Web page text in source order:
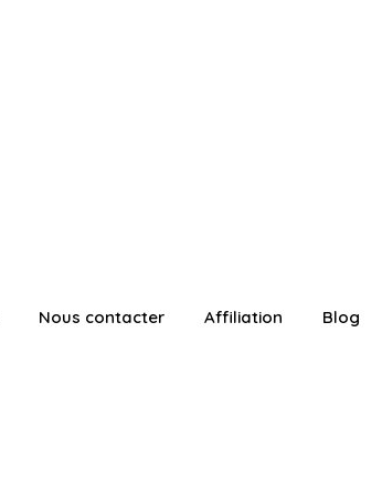
Nous contacter Affiliation Blog